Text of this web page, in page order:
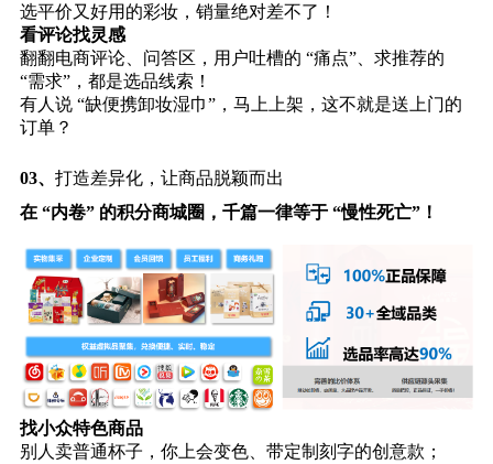
选平价又好用的彩妆，销量绝对差不了！
看评论找灵感
翻翻电商评论、问答区，用户吐槽的 “痛点”、求推荐的
“需求”，都是选品线索！
有人说 “缺便携卸妆湿巾”，马上上架，这不就是送上门的
订单？
03、 打造差异化，让商品脱颖而出
在 “内卷” 的积分商城圈，千篇一律等于 “慢性死亡”！
找小众特色商品
别人卖普通杯子，你上会变色、带定制刻字的创意款；